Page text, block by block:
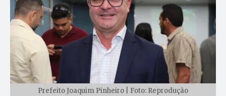
Prefeito Joaquim Pinheiro | Foto: Reprodução